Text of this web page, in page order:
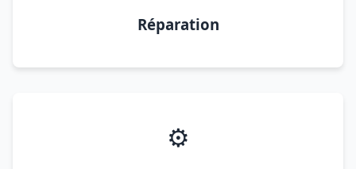
Réparation
⚙️